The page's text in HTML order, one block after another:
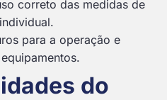
correto das medidas de
para a operação e
do